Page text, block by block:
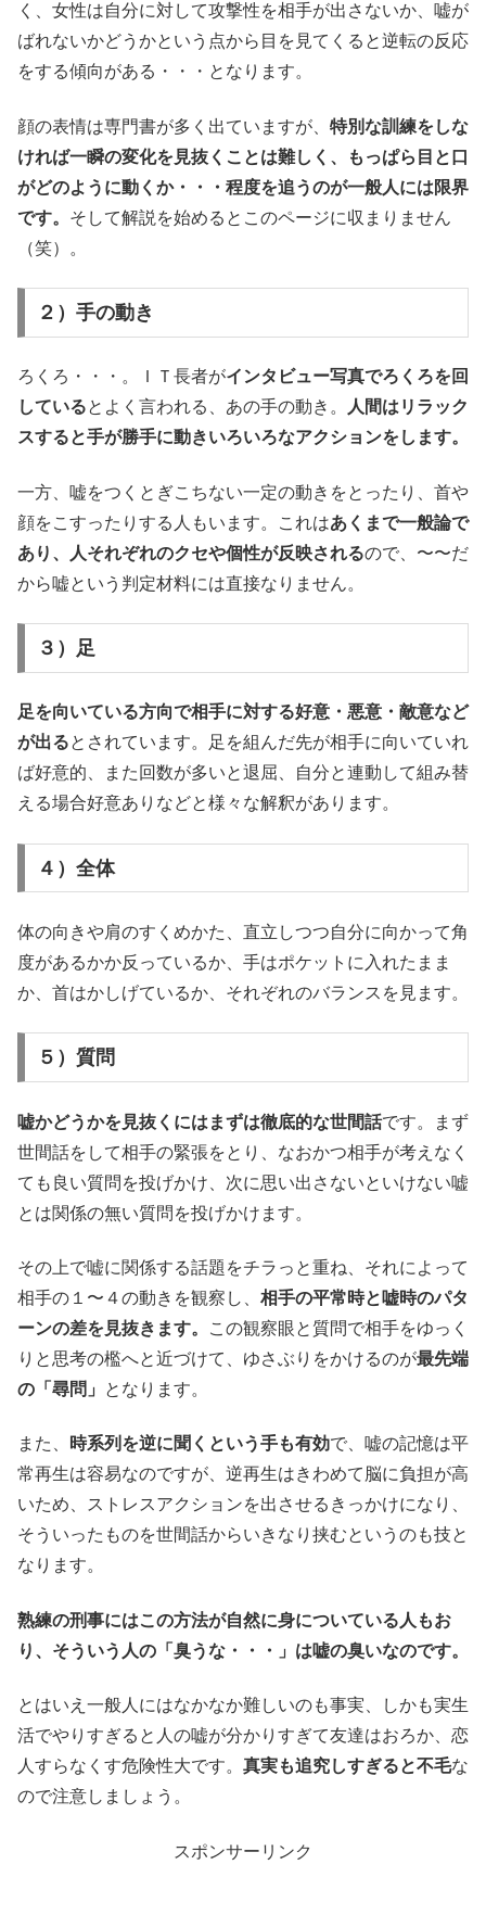
く、女性は自分に対して攻撃性を相手が出さないか、嘘が
ばれないかどうかという点から目を見てくると逆転の反応
をする傾向がある・・・となります。
顔の表情は専門書が多く出ていますが、 特別な訓練をしな
ければ一瞬の変化を見抜くことは難しく、もっぱら目と口
がどのように動くか・・・程度を追うのが一般人には限界
です。 そして解説を始めるとこのページに収まりません
（笑）。
２）手の動き
ろくろ・・・。ＩＴ長者がインタビュー写真でろくろを回
しているとよく言われる、あの手の動き。
人間はリラック
スすると手が勝手に動きいろいろなアクションをします。
一方、嘘をつくとぎこちない一定の動きをとったり、首や
顔をこすったりする人もいます。これはあくまで一般論で
あり、人それぞれのクセや個性が反映されるので、〜〜だ
から嘘という判定材料には直接なりません。
３）足
足を向いている方向で相手に対する好意・悪意・敵意など
が出るとされています。足を組んだ先が相手に向いていれ
ば好意的、また回数が多いと退屈、自分と連動して組み替
える場合好意ありなどと様々な解釈があります。
４）全体
体の向きや肩のすくめかた、直立しつつ自分に向かって角
度があるかか反っているか、手はポケットに入れたまま
か、首はかしげているか、それぞれのバランスを見ます。
５）質問
嘘かどうかを見抜くにはまずは徹底的な世間話です。まず
世間話をして相手の緊張をとり、なおかつ相手が考えなく
ても良い質問を投げかけ、次に思い出さないといけない嘘
とは関係の無い質問を投げかけます。
その上で嘘に関係する話題をチラっと重ね、それによって
相手の１〜４の動きを観察し、 相手の平常時と嘘時のパタ
ーンの差を見抜きます。
この観察眼と質問で相手をゆっく
りと思考の檻へと近づけて、ゆさぶりをかけるのが最先端
の「尋問」
となります。
また、 時系列を逆に聞くという手も有効で、嘘の記憶は平
常再生は容易なのですが、逆再生はきわめて脳に負担が高
いため、ストレスアクションを出させるきっかけになり、
そういったものを世間話からいきなり挟むというのも技と
なります。
熟練の刑事にはこの方法が自然に身についている人もお
り、そういう人の「臭うな・・・」は嘘の臭いなのです。
とはいえ一般人にはなかなか難しいのも事実、しかも実生
活でやりすぎると人の嘘が分かりすぎて友達はおろか、恋
人すらなくす危険性大です。 真実も追究しすぎると不毛な
ので注意しましょう。
スポンサーリンク